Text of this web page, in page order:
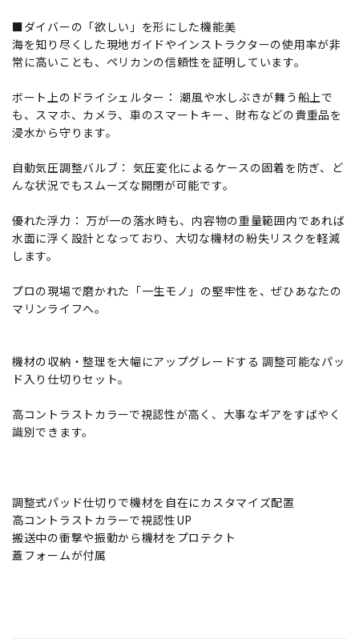
■ダイバーの「欲しい」を形にした機能美
海を知り尽くした現地ガイドやインストラクターの使用率が非
常に高いことも、ペリカンの信頼性を証明しています。
ボート上のドライシェルター： 潮風や水しぶきが舞う船上で
も、スマホ、カメラ、車のスマートキー、財布などの貴重品を
浸水から守ります。
自動気圧調整バルブ： 気圧変化によるケースの固着を防ぎ、ど
んな状況でもスムーズな開閉が可能です。
優れた浮力： 万が一の落水時も、内容物の重量範囲内であれば
水面に浮く設計となっており、大切な機材の紛失リスクを軽減
します。
プロの現場で磨かれた「一生モノ」の堅牢性を、ぜひあなたの
マリンライフへ。
機材の収納・整理を大幅にアップグレードする 調整可能なパッ
ド入り仕切りセット。
高コントラストカラーで視認性が高く、大事なギアをすばやく
識別できます。
調整式パッド仕切りで機材を自在にカスタマイズ配置
高コントラストカラーで視認性UP
搬送中の衝撃や振動から機材をプロテクト
蓋フォームが付属